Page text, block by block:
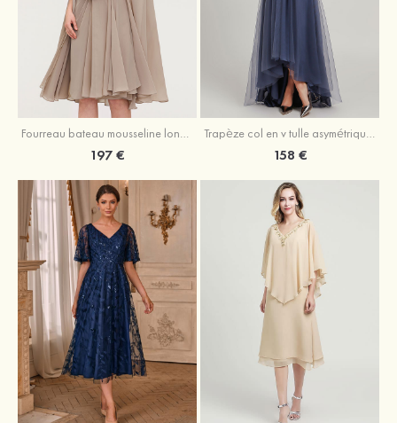
Fourreau bateau mousseline longueur genou robe de mère de la mariée avec appliqué plissé veste
197 €
Trapèze col en v tulle asymétrique robe de mère de la mariée
158 €